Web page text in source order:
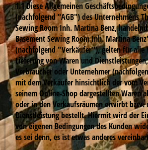
1.1 Diese Allgemeinen
(nachfolgend "AGB") des Unternehmens
Sewing Room Inh. Martina Benz,
Basement Sewing Room Inh. Martina
(nachfolgend "Verkäufer"), gelten für alle
Lieferung von Waren und
Verbraucher oder Unternehmer
mit dem Verkäufer hinsichtlich der vom
seinem Online-Shop dargestellten Waren
oder in den Verkaufsräumen erwirbt bzw.
Dienstleistung bestellt. Hiermit wird der
von eigenen Bedingungen des Kunden
es sei denn, es ist etwas anderes